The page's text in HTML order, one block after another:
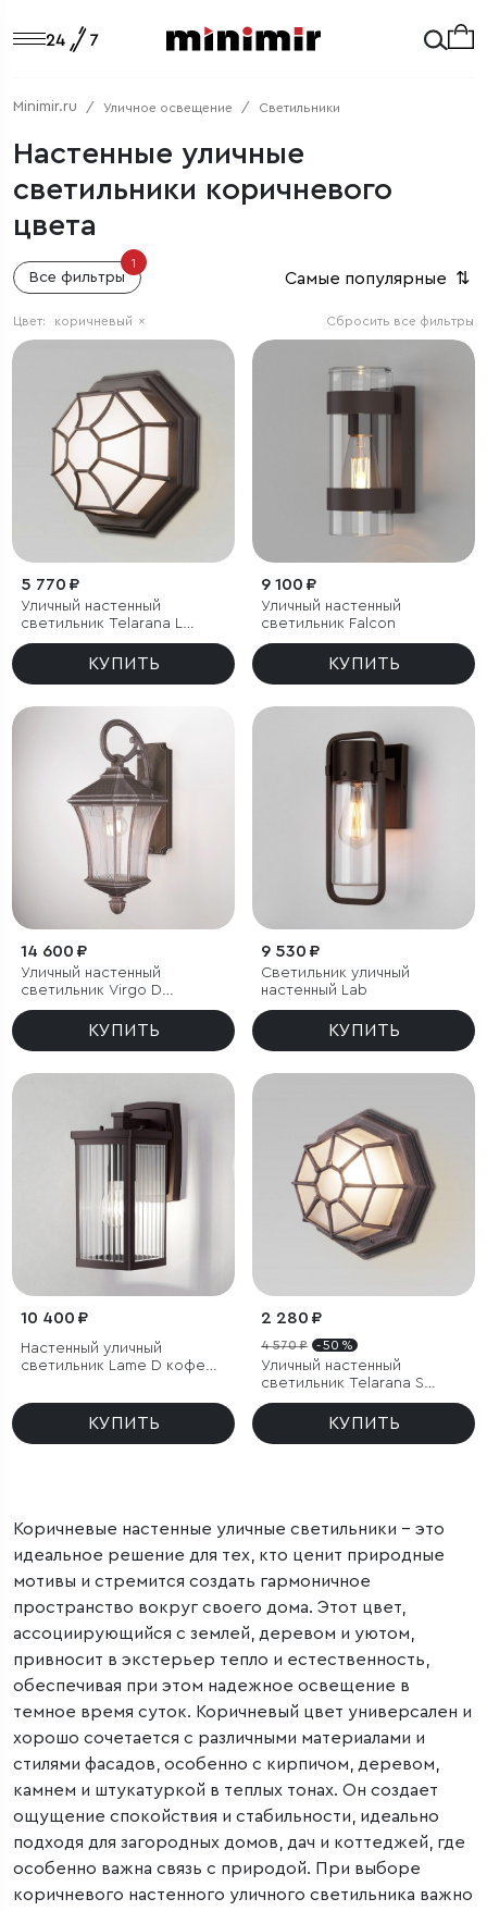
Minimir.ru Уличное освещение Светильники
Настенные уличные
светильники коричневого
цвета
Все фильтры
1
Самые популярные ⇅
Сбросить все фильтры
Цвет: коричневый ×
5 770 ₽
Уличный настенный
светильник Telarana L
капучино
КУПИТЬ
9 100 ₽
Уличный настенный
светильник Falcon
КУПИТЬ
14 600 ₽
Уличный настенный
светильник Virgo D
капучино IP44
КУПИТЬ
9 530 ₽
Светильник уличный
настенный Lab
КУПИТЬ
10 400 ₽
Настенный уличный
светильник Lame D кофе
КУПИТЬ
2 280 ₽
4 570 ₽ - 50 %
Уличный настенный
светильник Telarana S
капучино
КУПИТЬ
Коричневые настенные уличные светильники – это
идеальное решение для тех, кто ценит природные
мотивы и стремится создать гармоничное
пространство вокруг своего дома. Этот цвет,
ассоциирующийся с землей, деревом и уютом,
привносит в экстерьер тепло и естественность,
обеспечивая при этом надежное освещение в
темное время суток. Коричневый цвет универсален и
хорошо сочетается с различными материалами и
стилями фасадов, особенно с кирпичом, деревом,
камнем и штукатуркой в теплых тонах. Он создает
ощущение спокойствия и стабильности, идеально
подходя для загородных домов, дач и коттеджей, где
особенно важна связь с природой. При выборе
коричневого настенного уличного светильника важно